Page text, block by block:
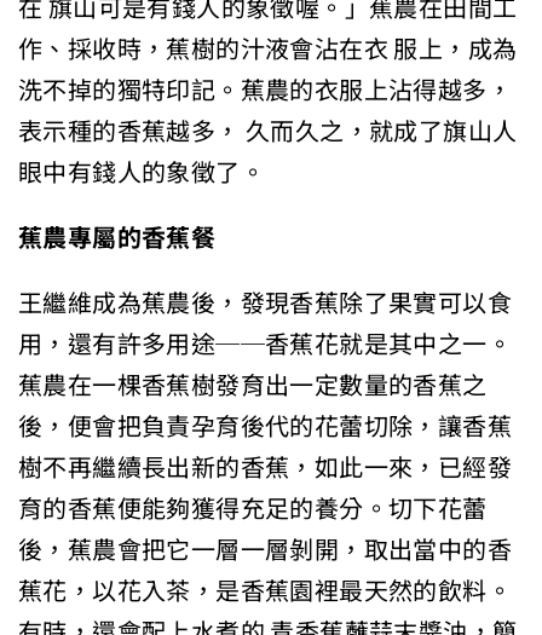
作、採收時，蕉樹的汁液會沾在衣 服上，成為
洗不掉的獨特印記。蕉農的衣服上沾得越多，
表示種的香蕉越多， 久而久之，就成了旗山人
眼中有錢人的象徵了。
蕉農專屬的香蕉餐
王繼維成為蕉農後，發現香蕉除了果實可以食
用，還有許多用途──香蕉花就是其中之一。
蕉農在一棵香蕉樹發育出一定數量的香蕉之
後，便會把負責孕育後代的花蕾切除，讓香蕉
樹不再繼續長出新的香蕉，如此一來，已經發
育的香蕉便能夠獲得充足的養分。切下花蕾
後，蕉農會把它一層一層剝開，取出當中的香
蕉花，以花入茶，是香蕉園裡最天然的飲料。